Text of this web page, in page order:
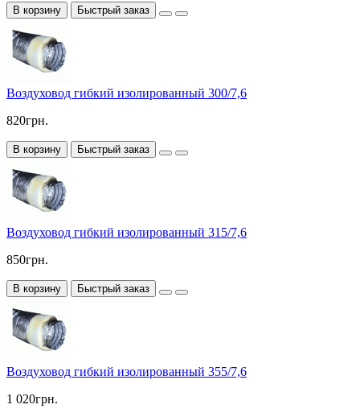
В корзину Быстрый заказ
Воздуховод гибкий изолированный 300/7,6
820грн.
В корзину Быстрый заказ
Воздуховод гибкий изолированный 315/7,6
850грн.
В корзину Быстрый заказ
Воздуховод гибкий изолированный 355/7,6
1 020грн.